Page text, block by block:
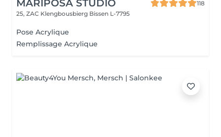
MARIPOSA STUDIO
118
25, ZAC Klengbousbierg Bissen L-7795
Pose Acrylique
Remplissage Acrylique